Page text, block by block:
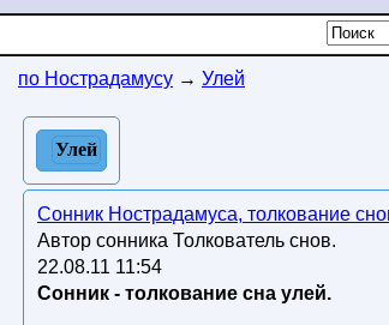
по Нострадамусу → Улей
Улей
Сонник Нострадамуса, толкование
Автор сонника Толкователь снов.
22.08.11 11:54
Сонник - толкование сна улей.